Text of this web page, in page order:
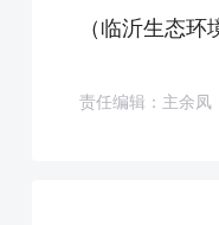
（临沂生态环
责任编辑：主余凤